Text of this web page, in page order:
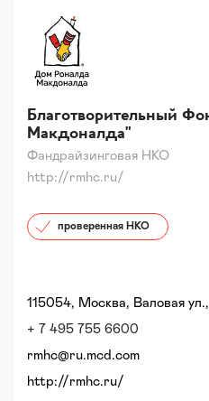
Фандрайзинговая НКО
Благотворительный
Макдоналда"
http://rmhc.ru/
проверенная НКО
115054, Москва, Валовая
+ 7 495 755 6600
rmhc@ru.mcd.com
http://rmhc.ru/